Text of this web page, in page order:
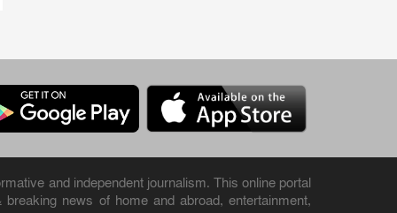
and independent journalism. This online portal
news of home and abroad, entertainment,